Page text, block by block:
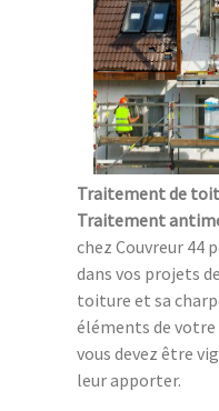
Traitement de
Traitement
chez Couvreur 44
dans vos projets
toiture et sa
éléments de
vous devez être
leur apporter.